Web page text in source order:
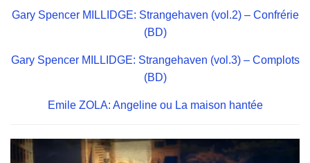
Gary Spencer MILLIDGE: Strangehaven (vol.2) – Confrérie
(BD)
Gary Spencer MILLIDGE: Strangehaven (vol.3) – Complots
(BD)
Emile ZOLA: Angeline ou La maison hantée